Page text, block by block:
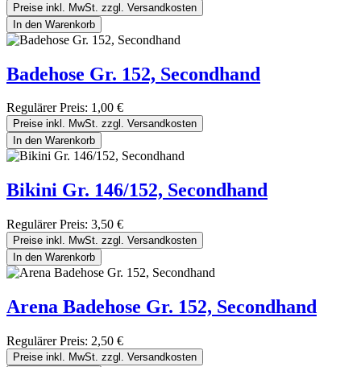
Preise inkl. MwSt. zzgl. Versandkosten
In den Warenkorb
Badehose Gr. 152, Secondhand
Regulärer Preis: 1,00 €
Preise inkl. MwSt. zzgl. Versandkosten
In den Warenkorb
Bikini Gr. 146/152, Secondhand
Regulärer Preis: 3,50 €
Preise inkl. MwSt. zzgl. Versandkosten
In den Warenkorb
Arena Badehose Gr. 152, Secondhand
Regulärer Preis: 2,50 €
Preise inkl. MwSt. zzgl. Versandkosten